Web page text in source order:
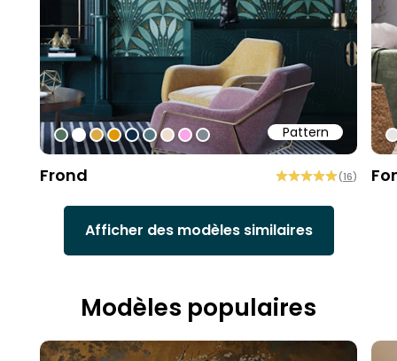
Pattern
#547260
#ffffff
#dcab49
#de9903
#0d2b46
#54777f
#efded0
#faa5e8
#808a93
Frond (16)
Afficher des modèles similaires
Modèles populaires